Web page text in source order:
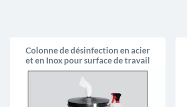
Colonne de désinfection en acier
et en Inox pour surface de travail